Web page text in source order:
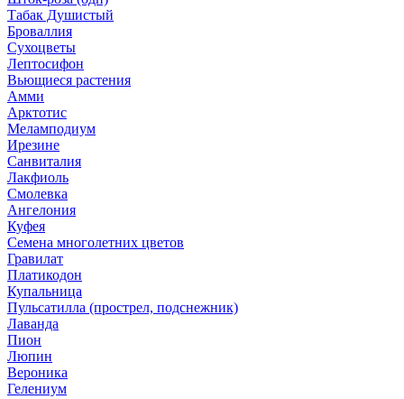
Табак Душистый
Броваллия
Сухоцветы
Лептосифон
Вьющиеся растения
Амми
Арктотис
Меламподиум
Ирезине
Санвиталия
Лакфиоль
Смолевка
Ангелония
Куфея
Семена многолетних цветов
Гравилат
Платикодон
Купальница
Пульсатилла (прострел, подснежник)
Лаванда
Пион
Люпин
Вероника
Гелениум